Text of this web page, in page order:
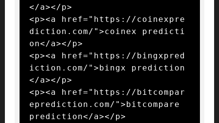
</a></p>
<p><a href="https://coinexpre
diction.com/">coinex predicti
on</a></p>
<p><a href="https://bingxpred
iction.com/">bingx prediction
</a></p>
<p><a href="https://bitcompar
eprediction.com/">bitcompare
prediction</a></p>